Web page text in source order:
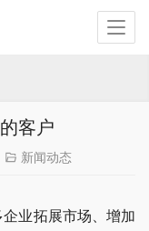
客户
新闻动态
业拓展市场、增加